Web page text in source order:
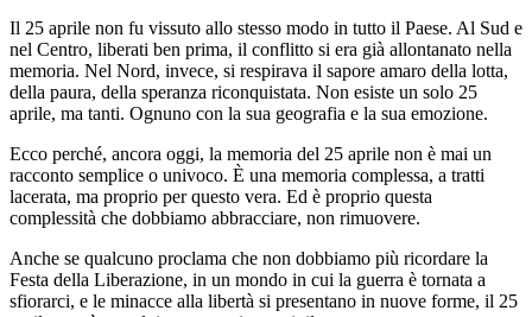
Il 25 aprile non fu vissuto allo stesso modo in tutto il Paese. Al Sud e
nel Centro, liberati ben prima, il conflitto si era già allontanato nella
memoria. Nel Nord, invece, si respirava il sapore amaro della lotta,
della paura, della speranza riconquistata. Non esiste un solo 25
aprile, ma tanti. Ognuno con la sua geografia e la sua emozione.
Ecco perché, ancora oggi, la memoria del 25 aprile non è mai un
racconto semplice o univoco. È una memoria complessa, a tratti
lacerata, ma proprio per questo vera. Ed è proprio questa
complessità che dobbiamo abbracciare, non rimuovere.
Anche se qualcuno proclama che non dobbiamo più ricordare la
Festa della Liberazione, in un mondo in cui la guerra è tornata a
sfiorarci, e le minacce alla libertà si presentano in nuove forme, il 25